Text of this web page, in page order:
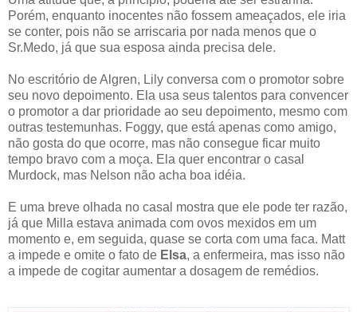
Porém, enquanto inocentes não fossem ameaçados, ele iria
se conter, pois não se arriscaria por nada menos que o
Sr.Medo, já que sua esposa ainda precisa dele.
No escritório de Algren, Lily conversa com o promotor sobre
seu novo depoimento. Ela usa seus talentos para convencer
o promotor a dar prioridade ao seu depoimento, mesmo com
outras testemunhas. Foggy, que está apenas como amigo,
não gosta do que ocorre, mas não consegue ficar muito
tempo bravo com a moça. Ela quer encontrar o casal
Murdock, mas Nelson não acha boa idéia.
E uma breve olhada no casal mostra que ele pode ter razão,
já que Milla estava animada com ovos mexidos em um
momento e, em seguida, quase se corta com uma faca. Matt
a impede e omite o fato de Elsa, a enfermeira, mas isso não
a impede de cogitar aumentar a dosagem de remédios.